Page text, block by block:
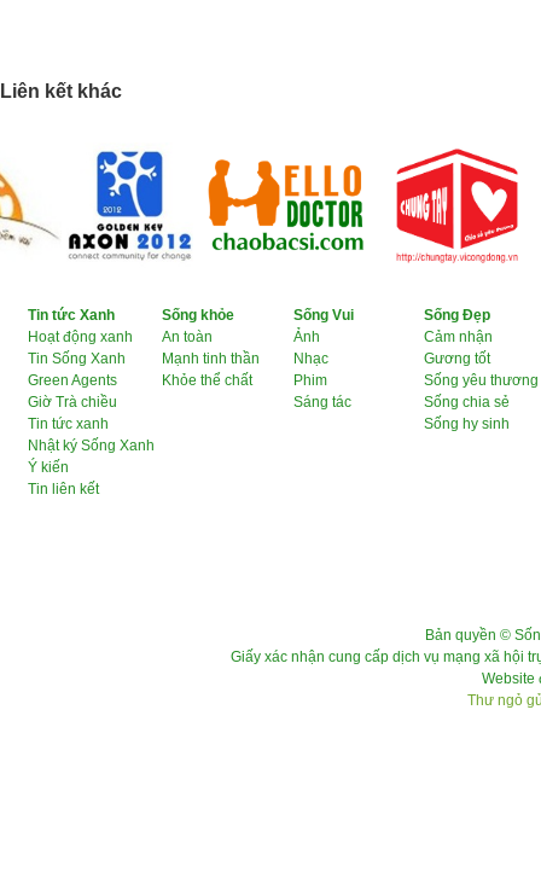
Liên kết khác
Tin tức Xanh
Hoạt động xanh
Tin Sống Xanh
Green Agents
Giờ Trà chiều
Tin tức xanh
Nhật ký Sống Xanh
Ý kiến
Tin liên kết
Sống khỏe
An toàn
Mạnh tinh thần
Khỏe thể chất
Sống Vui
Ảnh
Nhạc
Phim
Sáng tác
Sống Đẹp
Cảm nhận
Gương tốt
Sống yêu thương
Sống chia sẻ
Sống hy sinh
Bản quyền ©
Giấy xác nhận cung cấp dịch vụ mạng xã hội
Website
Thư ngỏ